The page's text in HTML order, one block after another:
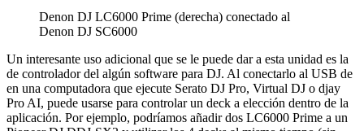
Denon DJ LC6000 Prime (derecha) conectado al
Denon DJ SC6000
Un interesante uso adicional que se le puede dar a esta unidad es la
de controlador del algún software para DJ. Al conectarlo al USB de
en una computadora que ejecute Serato DJ Pro, Virtual DJ o djay
Pro AI, puede usarse para controlar un deck a elección dentro de la
aplicación. Por ejemplo, podríamos añadir dos LC6000 Prime a un